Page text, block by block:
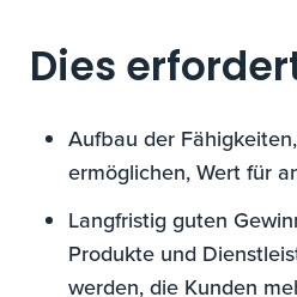
Dies
Aufbau der
ermöglichen, Wert für
Langfristig guten
Produkte und
werden, die Kunden